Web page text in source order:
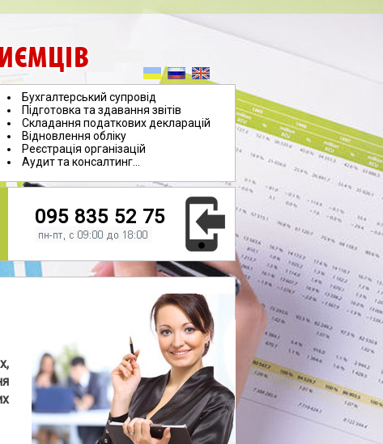
Бухгалтерський супровід
Підготовка та здавання звітів
Складання податкових декларацій
Відновлення обліку
Реєстрація організацій
Аудит та консалтинг...
095 835 52 75